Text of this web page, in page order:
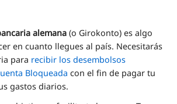
alemana (o Girokonto) es algo
en cuanto llegues al país. Necesitarás
para recibir los desembolsos
Bloqueada con el fin de pagar tu
gastos diarios.